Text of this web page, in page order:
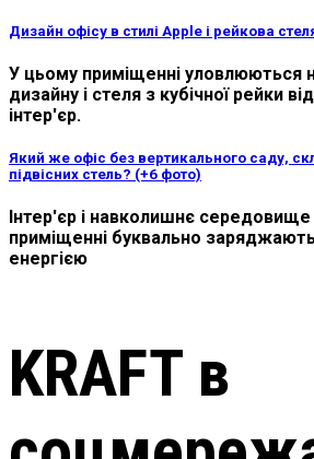
Дизайн офісу в стилі Apple і рейкова
У цьому приміщенні уловлюються
дизайну і стеля з кубічної рейки
інтер'єр.
Який же офіс без вертикального саду,
підвісних стель? (+6 фото)
Інтер'єр і навколишнє
приміщенні буквально
енергією
KRAFT в